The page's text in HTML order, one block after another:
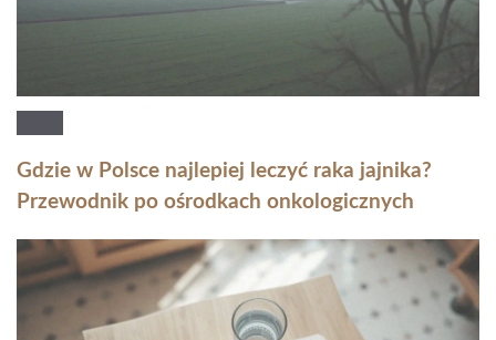
Gdzie w Polsce najlepiej leczyć raka jajnika?
Przewodnik po ośrodkach onkologicznych